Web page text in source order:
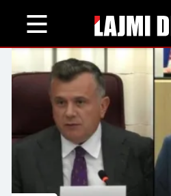
content